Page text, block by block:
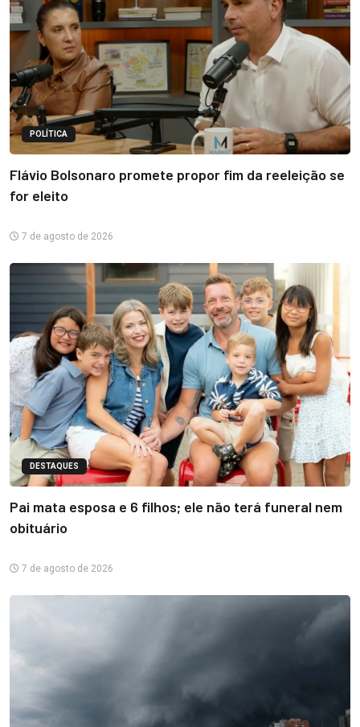
POLÍTICA
Flávio Bolsonaro promete propor fim da reeleição se
for eleito
7 de agosto de 2026
DESTAQUES
Pai mata esposa e 6 filhos; ele não terá funeral nem
obituário
7 de agosto de 2026